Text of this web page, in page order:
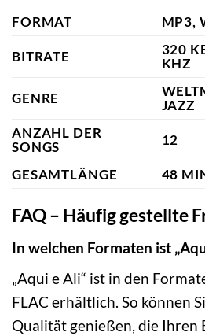
FORMAT MP3,
BITRATE
320
KHZ
GENRE
JAZZ
ANZAHL DER
SONGS
12
GESAMTLÄNGE 48
FAQ – Häufig gestellte
In welchen Formaten ist
„Aqui e Ali“ ist in den
FLAC erhältlich. So können
Qualität genießen, die Ihren